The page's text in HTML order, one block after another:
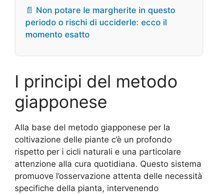
📄 Non potare le margherite in questo
periodo o rischi di ucciderle: ecco il
momento esatto
I principi del metodo
giapponese
Alla base del metodo giapponese per la
coltivazione delle piante c’è un profondo
rispetto per i cicli naturali e una particolare
attenzione alla cura quotidiana. Questo sistema
promuove l’osservazione attenta delle necessità
specifiche della pianta, intervenendo